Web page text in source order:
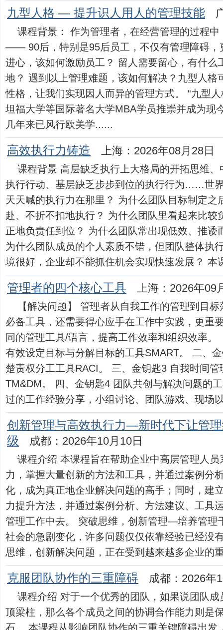
九型人格 — 提升识人用人的管理技能
课程背景： 作为管理者，在经营管理的过程
—— 90后，特别是95后员工，不仅有管理障碍，
进心，该如何激励员工？ 留人需要留心，有什么
地？ 遇到以上管理难题，该如何解决？九型人格
性格，让我们实现因人而异的管理方式。 “九型
坦福大学等国际著名大学MBA学员推崇并成为现
几年来已风行欧美学......
高效执行力铸造 上海：2026年08月28日
课程背景 高层缺乏执行上大格局的开拓思维
执行行动、基层缺乏步步到位的执行行为……世
天天喊的执行力在那里？ 为什么团队目标制定之
赴、不折不扣地执行？ 为什么团队里看起来比较
正地负责任到位？ 为什么团队常出现低效、推诿
为什么团队成员的个人素质不错，但团队整体执
境很好，企业却不能抓住机会实现快速发展？ 本
管理者的四个核心工具 上海：2026年09
【解决问题】 管理者从自我工作的管理到目
必备工具，还需要得心应手在工作中实践，更重
同的管理工具/语言，提高工作效率和组织效率。
有效设定目标与分解目标的工具SMART。 二、
楚责权分工工具RACI。 三、金钥匙3 自我时间
TM&DM。 四、金钥匙4 团队共创与解决问题的
过的工作经验分享，小组讨论、团队游戏、现场
创新管理与高效执行力—新时代下让管
级
成都：2026年10月10日
课程介绍 本课程旨在帮助企业中高层管理人
力，掌握大量创新的方法和工具，并通过案例分
化，成为真正地企业解决问题的高手；同时，建
力提升方法，并通过案例分析、方法建议、工具
管理工作中去。 突破思维，创新管理—培养管理
社会的急剧变化，许多问题仅仅依靠经验已经没
思维，创新解决问题，正在受到越来越多企业的
克服团队协作的三重障碍 成都：2026年
课程介绍 对于一个优秀的团队，如果说团队
顶梁柱，那么各个成员之间的协调合作能力则是
石。 本课程从影响团队协作的三重关键障碍出发